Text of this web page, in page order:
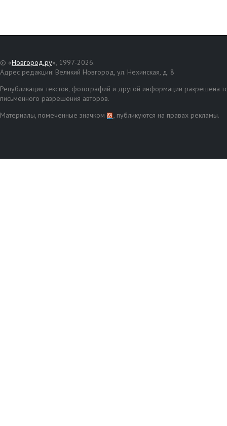
© «Новгород.ру», 1997-2026.
Адрес редакции: Великий Новгород, ул. Нехинская, д. 8
Републикация текстов, фотографий и другой информации разрешена
письменного разрешения авторов.
Материалы, помеченные значком
, публикуются на правах рекламы.